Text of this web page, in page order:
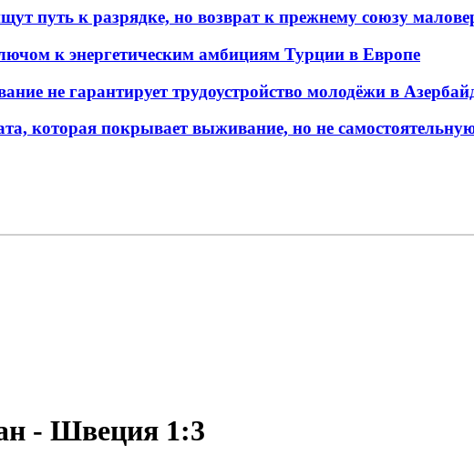
путь к разрядке, но возврат к прежнему союзу
к энергетическим амбициям Турции в Европе
не гарантирует трудоустройство молодёжи в
которая покрывает выживание, но не
- Швеция 1:3